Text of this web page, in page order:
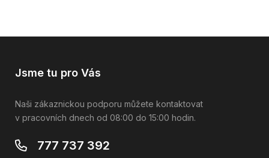
Jsme tu pro Vás
Naši zákaznickou podporu můžete kontaktovat
v pracovních dnech od 08:00 do 15:00 hodin.
777 737 392